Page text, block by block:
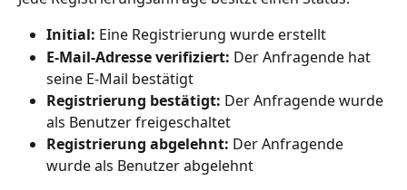
Initial: Eine Registrierung wurde erstellt
E-Mail-Adresse verifiziert: Der Anfragende hat
seine E-Mail bestätigt
Registrierung bestätigt: Der Anfragende wurde
als Benutzer freigeschaltet
Registrierung abgelehnt: Der Anfragende
wurde als Benutzer abgelehnt